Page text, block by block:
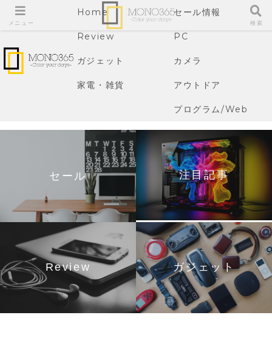
Home セール情報
Review PC
ガジェット カメラ
家電・雑貨 アウトドア
プログラム/Web
セール 注目記事
Review ガジェット
メニュー 検索